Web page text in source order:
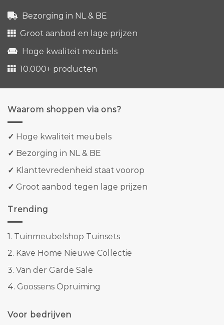
Bezorging in NL & BE
Groot aanbod en lage prijzen
Hoge kwaliteit meubels
10.000+ producten
Waarom shoppen via ons?
✓ Hoge kwaliteit meubels
✓ Bezorging in NL & BE
✓ Klanttevredenheid staat voorop
✓ Groot aanbod tegen lage prijzen
Trending
1. Tuinmeubelshop Tuinsets
2. Kave Home Nieuwe Collectie
3. Van der Garde Sale
4. Goossens Opruiming
Voor bedrijven